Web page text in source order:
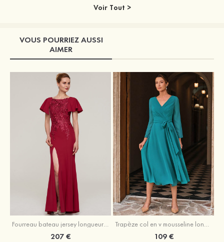
Voir Tout >
VOUS POURRIEZ AUSSI
AIMER
207 € 109 €